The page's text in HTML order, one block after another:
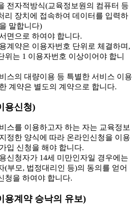
전자적방식(교육정보원의 컴퓨터 등
리 장치에 접속하여 데이터를 입력하
말합니다)
면으로 하여야 합니다.
계약은 이용자번호 단위로 체결하며,
위는 1 이용자번호 이상이어야 합니
스의 대량이용 등 특별한 서비스 이용
계약은 별도의 계약으로 합니다.
용신청)
스를 이용하고자 하는 자는 교육정보
정한 양식에 따라 온라인신청을 이용
입 신청을 해야 합니다.
신청자가 14세 미만인자일 경우에는
(부모, 법정대리인 등)의 동의를 얻어
청을 하여야 합니다.
용계약 승낙의 유보)